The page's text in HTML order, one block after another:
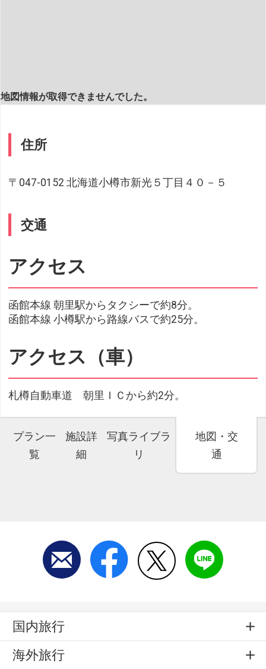
地図情報が取得できませんでした。
住所
〒047-0152 北海道小樽市新光５丁目４０－５
交通
アクセス
函館本線 朝里駅からタクシーで約8分。
函館本線 小樽駅から路線バスで約25分。
アクセス（車）
札樽自動車道 朝里ＩＣから約2分。
プラン一
覧
施設詳
細
写真ライブラ
リ
地図・交
通
国内旅行
海外旅行